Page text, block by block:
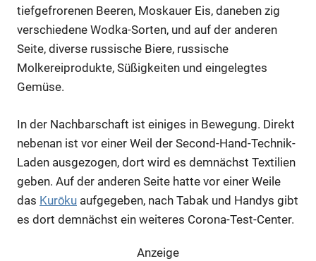
tiefgefrorenen Beeren, Moskauer Eis, daneben zig
verschiedene Wodka-Sorten, und auf der anderen
Seite, diverse russische Biere, russische
Molkereiprodukte, Süßigkeiten und eingelegtes
Gemüse.
In der Nachbarschaft ist einiges in Bewegung. Direkt
nebenan ist vor einer Weil der Second-Hand-Technik-
Laden ausgezogen, dort wird es demnächst Textilien
geben. Auf der anderen Seite hatte vor einer Weile
das Kurōku aufgegeben, nach Tabak und Handys gibt
es dort demnächst ein weiteres Corona-Test-Center.
Anzeige